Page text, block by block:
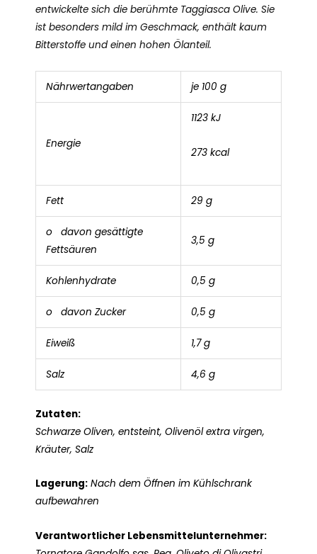
entwickelte sich die berühmte Taggiasca Olive. Sie
ist besonders mild im Geschmack, enthält kaum
Bitterstoffe und einen hohen Ölanteil.
Nährwertangaben je 100 g
Energie
1123 kJ
273 kcal
Fett 29 g
o davon gesättigte
Fettsäuren
3,5 g
Kohlenhydrate 0,5 g
o davon Zucker 0,5 g
Eiweiß 1,7 g
Salz 4,6 g
Zutaten:
Schwarze Oliven, entsteint, Olivenöl extra virgen,
Kräuter, Salz
Lagerung: Nach dem Öffnen im Kühlschrank
aufbewahren
Verantwortlicher Lebensmittelunternehmer: